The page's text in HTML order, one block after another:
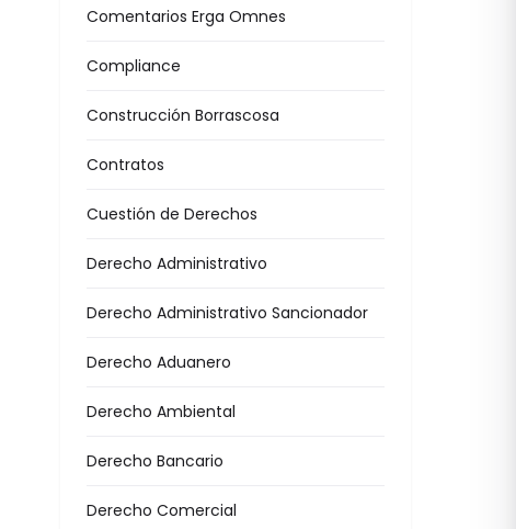
Comentarios Erga Omnes
Compliance
Construcción Borrascosa
Contratos
Cuestión de Derechos
Derecho Administrativo
Derecho Administrativo Sancionador
Derecho Aduanero
Derecho Ambiental
Derecho Bancario
Derecho Comercial